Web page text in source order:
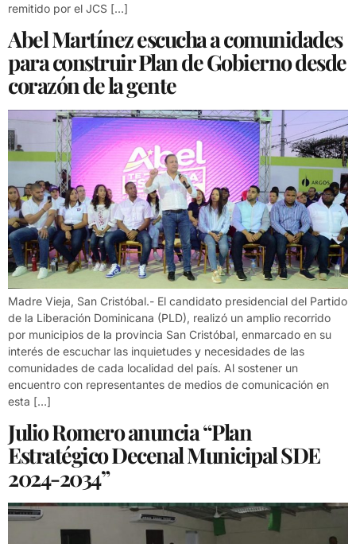
remitido por el JCS […]
Abel Martínez escucha a comunidades
para construir Plan de Gobierno desde
corazón de la gente
Madre Vieja, San Cristóbal.- El candidato presidencial del Partido
de la Liberación Dominicana (PLD), realizó un amplio recorrido
por municipios de la provincia San Cristóbal, enmarcado en su
interés de escuchar las inquietudes y necesidades de las
comunidades de cada localidad del país. Al sostener un
encuentro con representantes de medios de comunicación en
esta […]
Julio Romero anuncia “Plan
Estratégico Decenal Municipal SDE
2024-2034”